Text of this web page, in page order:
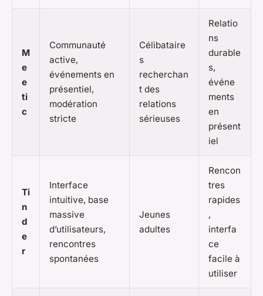
M
e
e
ti
c
Communauté
active,
événements en
présentiel,
modération
stricte
Célibataire
s
recherchan
t des
relations
sérieuses
Relatio
ns
durable
s,
événe
ments
en
présent
iel
Ti
n
d
e
r
Interface
intuitive, base
massive
d’utilisateurs,
rencontres
spontanées
Jeunes
adultes
Rencon
tres
rapides
,
interfa
ce
facile à
utiliser